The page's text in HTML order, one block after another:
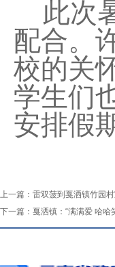
此次
配合。
校的关
学生们
安排假
上一篇： 雷双菠到戛洒镇竹园
下一篇： 戛洒镇：“满满爱 哈哈